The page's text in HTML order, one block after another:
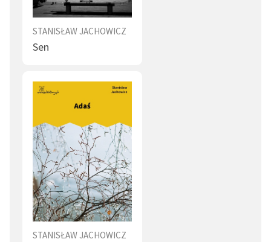
powiastek pt.Bajki i powieści
ukazywały się rozszerzone wydania tego zbioru pod
tym samym tytułem; w 1829 r. zbiór zawierał już 113
powiastek dydaktyczno-moralizatorskich. Publikował
również w periodykach pod własnym nazwiskiem lub
redagował przez rok „Tygodnik dla Dzieci”. W W 1830 r.
przy współudziale Ignacego Chrzanowskiego zaczął
wydawać pierwsze w Europie codzienne pismo dla
dzieci - „Dziennik dla Dzieci”. Publikowane przez niego
gazety i książki miały wychowywać, ale też uczyć
czytania, liczenia i historii.
Zajmował się również opieką społeczną nad dziećmi.
STANISŁAW JACHOWICZ
Sen
STANISŁAW JACHOWICZ